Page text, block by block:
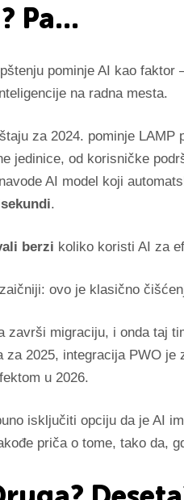
Pa...
pominje AI kao
na radna mesta.
za 2024. pominje LAMP
jedinice, od korisničke
AI model koji
.
berzi koliko koristi AI za
ovo je klasično
završi migraciju, i onda taj
2025, integracija PWO je
u 2026.
isključiti opciju da je AI
priča o tome, tako da,